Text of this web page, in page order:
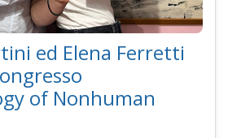
ed Elena Ferretti
of Nonhuman